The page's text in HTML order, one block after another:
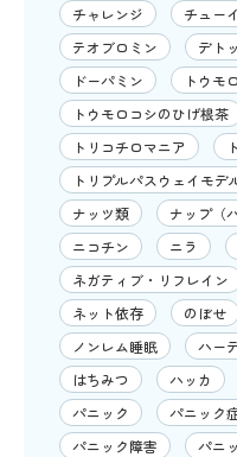
チャレンジ
チュー
テオブロミン
デト
ドーパミン
トウモ
トウモロコシのひげ根茶
トリコチロマニア
トリプルパスウェイモデ
ナッツ類
ナップ（
ニコチン
ニラ
ネガティブ・リフレイン
ネット依存
のぼせ
ノンレム睡眠
ハー
はちみつ
ハッカ
パニック
パニック
パニック障害
パニ